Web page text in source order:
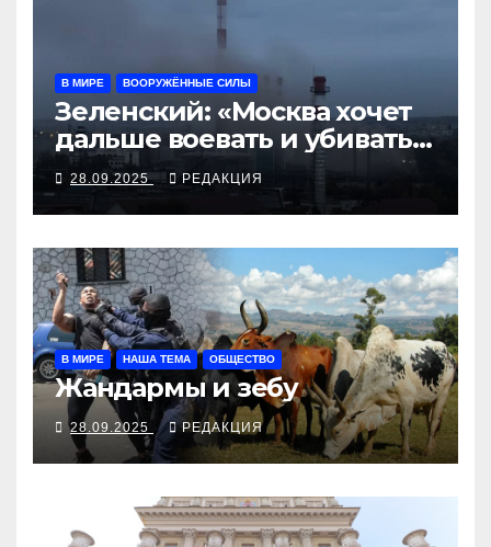
В МИРЕ ВООРУЖЁННЫЕ СИЛЫ
Зеленский: «Москва хочет
дальше воевать и убивать.
Время для твёрдой
реакции»
28.09.2025 РЕДАКЦИЯ
В МИРЕ НАША ТЕМА ОБЩЕСТВО
Жандармы и зебу
28.09.2025 РЕДАКЦИЯ